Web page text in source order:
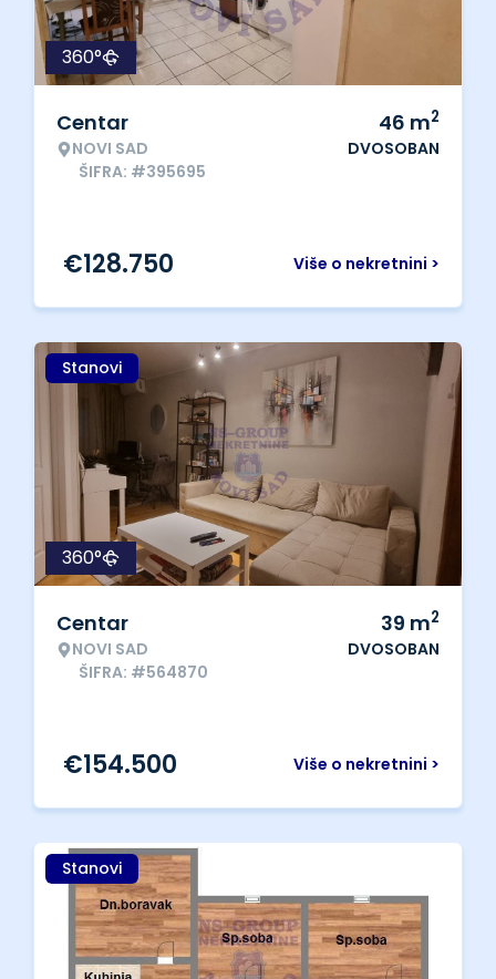
360°
Centar
NOVI SAD
ŠIFRA: #395695
46 m2
DVOSOBAN
Više o nekretnini >
€128.750
Stanovi
360°
Centar
NOVI SAD
ŠIFRA: #564870
39 m2
DVOSOBAN
Više o nekretnini >
€154.500
Stanovi